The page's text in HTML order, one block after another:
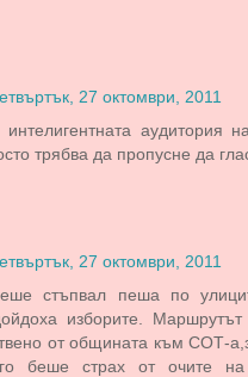
27 октомври, 2011
аудитория
трябва да пропусне да
27 октомври, 2011
стъпвал пеша по
изборите.
от общината към СОТ-
беше страх от очите на